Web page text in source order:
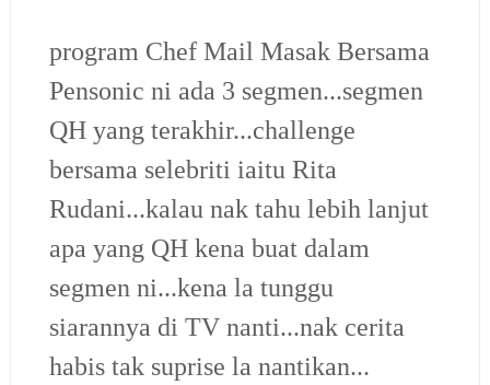
program Chef Mail Masak Bersama
Pensonic ni ada 3 segmen...segmen
QH yang terakhir...challenge
bersama selebriti iaitu Rita
Rudani...kalau nak tahu lebih lanjut
apa yang QH kena buat dalam
segmen ni...kena la tunggu
siarannya di TV nanti...nak cerita
habis tak suprise la nantikan...